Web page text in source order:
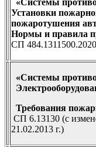
Установки
пожаротушения
Нормы и правила
СП
«Системы
Требования
СП 6.13130 (с
21.02.2013 г.)